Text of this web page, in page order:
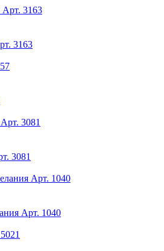
3163
3081
Арт. 1040